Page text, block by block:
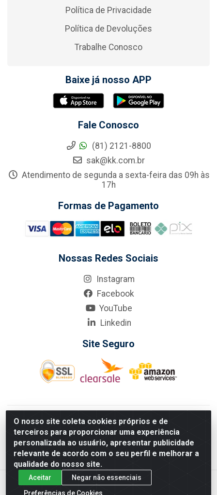
O nosso site coleta cookies próprios e de
terceiros para proporcionar uma experiência
personalizada ao usuário, apresentar publicidade
relevante de acordo com o seu perfil e melhorar a
qualidade do nosso site.
Aceitar
Negar não essenciais
Preferências de Cookies
Política de Privacidade
Política de Devoluções
Trabalhe Conosco
Baixe já nosso APP
Fale Conosco
(81) 2121-8800
sak@kk.com.br
Atendimento de segunda a sexta-feira das 09h às
17h
Formas de Pagamento
Nossas Redes Sociais
Instagram
Facebook
YouTube
Linkedin
Site Seguro
KarneKeijo Logistica Integrada LTDA - Rod. Br-101 Sul, nº3700
- Barro, Recife/PE, 50900-400 CNPJ: 24.150.377/0001-95
Estados atendidos pela KarneKeijo: PE, PB e RN.